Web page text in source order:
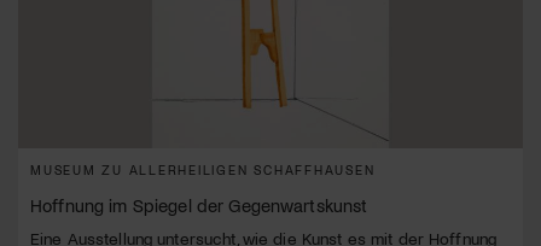
MUSEUM ZU ALLERHEILIGEN SCHAFFHAUSEN
Hoffnung im Spiegel der Gegenwartskunst
Eine Ausstellung untersucht, wie die Kunst es mit der Hoffnung